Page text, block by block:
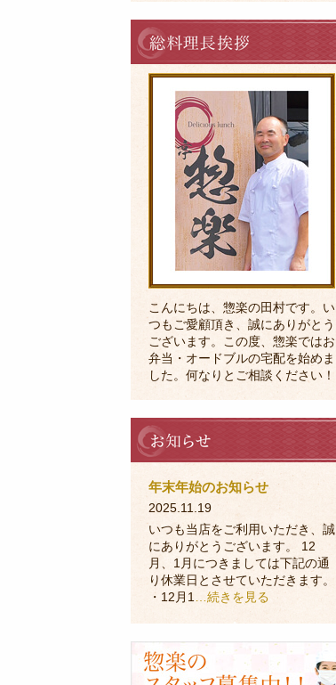
料
理
長
こんにちは、惣楽の田村です。い
つもご愛顧頂き、誠にありがとう
ございます。この度、惣楽ではお
弁当・オードブルの宅配を始めま
した。何なりとご相談ください！
お
知
ら
年末年始のお知らせ
2025.11.19
いつも当店をご利用いただき、誠
にありがとうございます。 12
月、1月につきましては下記の通
り休業日とさせていただきます。
・12月1…続きを見る
用